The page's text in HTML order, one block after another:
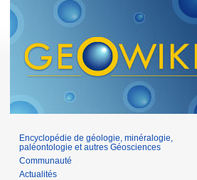
Encyclopédie de géologie, minéralogie,
paléontologie et autres Géosciences
Communauté
Actualités